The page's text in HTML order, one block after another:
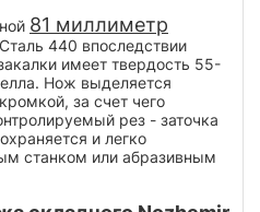
81 миллиметр
440 впоследствии
имеет твердость 55-
Нож выделяется
за счет чего
рез - заточка
и легко
станком или абразивным